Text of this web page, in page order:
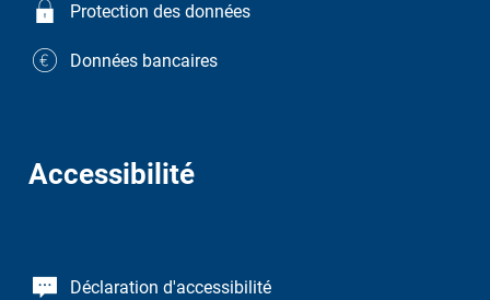
Protection des données
Données bancaires
Accessibilité
Déclaration d'accessibilité